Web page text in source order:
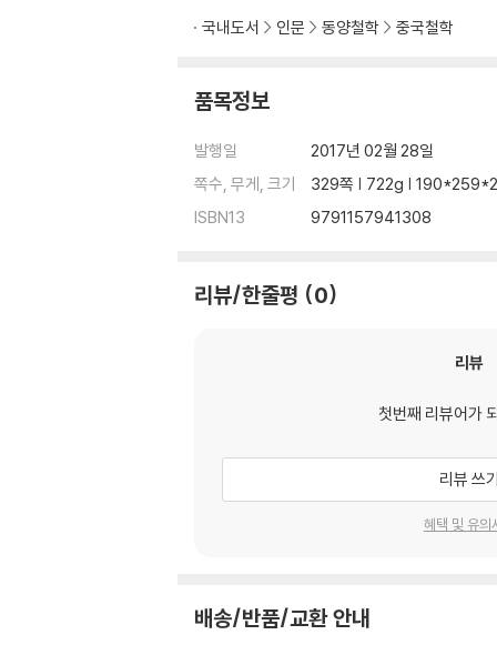
국내도서 인문 동양철학 중국철학
품목정보
발행일
2017년 02월 28일
쪽수, 무게, 크기
329쪽 | 722g |
ISBN13
9791157941308
리뷰/한줄평 0
리뷰
첫번째 리뷰어가
리뷰 쓰기
혜택 및 유의
배송/반품/교환 안내